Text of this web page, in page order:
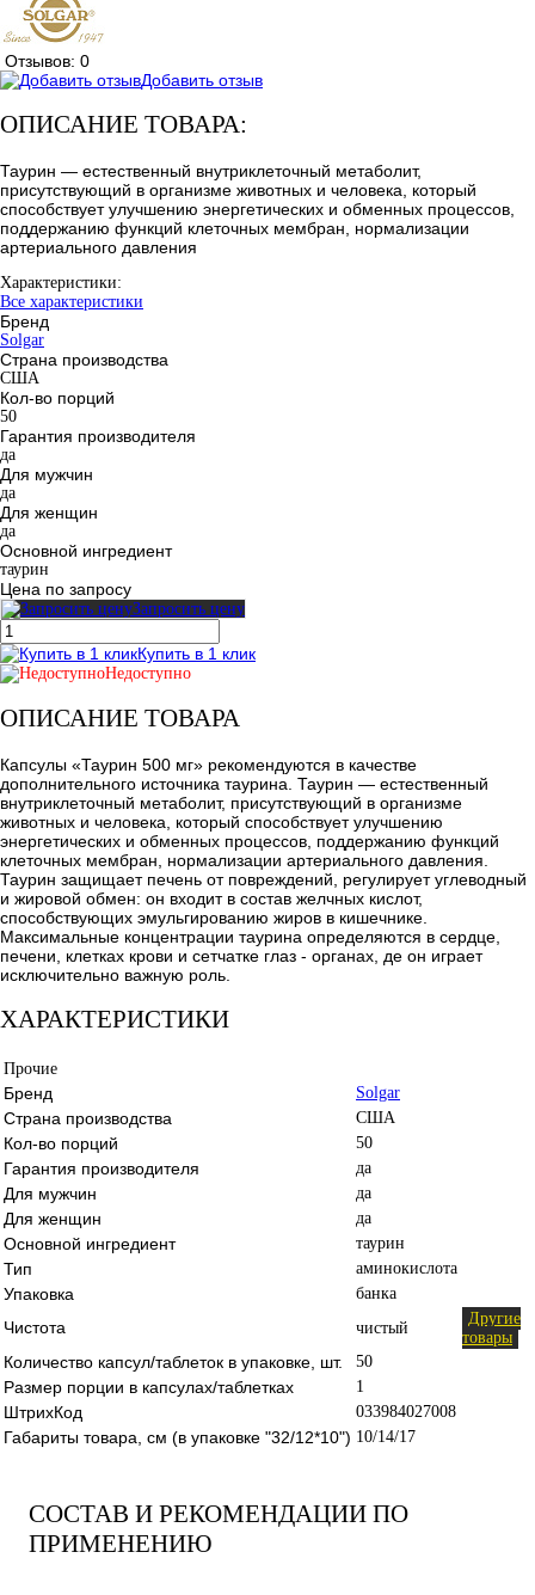
Отзывов: 0
Добавить отзыв
ОПИСАНИЕ ТОВАРА:
Таурин — естественный внутриклеточный метаболит,
присутствующий в организме животных и человека, который
способствует улучшению энергетических и обменных процессов,
поддержанию функций клеточных мембран, нормализации
артериального давления
Характеристики:
Все характеристики
Бренд
Solgar
Страна производства
США
Кол-во порций
50
Гарантия производителя
да
Для мужчин
да
Для женщин
да
Основной ингредиент
таурин
Цена по запросу
Запросить цену
Купить в 1 клик
Недоступно
ОПИСАНИЕ ТОВАРА
Капсулы «Таурин 500 мг» рекомендуются в качестве
дополнительного источника таурина. Таурин — естественный
внутриклеточный метаболит, присутствующий в организме
животных и человека, который способствует улучшению
энергетических и обменных процессов, поддержанию функций
клеточных мембран, нормализации артериального давления.
Таурин защищает печень от повреждений, регулирует углеводный
и жировой обмен: он входит в состав желчных кислот,
способствующих эмульгированию жиров в кишечнике.
Максимальные концентрации таурина определяются в сердце,
печени, клетках крови и сетчатке глаз - органах, де он играет
исключительно важную роль.
ХАРАКТЕРИСТИКИ
Прочие
Бренд Solgar
Страна производства США
Кол-во порций 50
Гарантия производителя да
Для мужчин да
Для женщин да
Основной ингредиент таурин
Тип аминокислота
Упаковка банка
Чистота чистый
Другие
товары
Количество капсул/таблеток в упаковке, шт. 50
Размер порции в капсулах/таблетках 1
ШтрихКод 033984027008
Габариты товара, см (в упаковке "32/12*10") 10/14/17
СОСТАВ И РЕКОМЕНДАЦИИ ПО
ПРИМЕНЕНИЮ